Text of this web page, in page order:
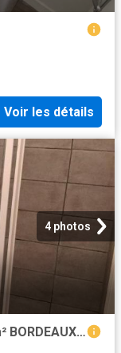
Voir les détails
4 photos
Location Appartement 2 pièces 34m² BORDEAUX 33000